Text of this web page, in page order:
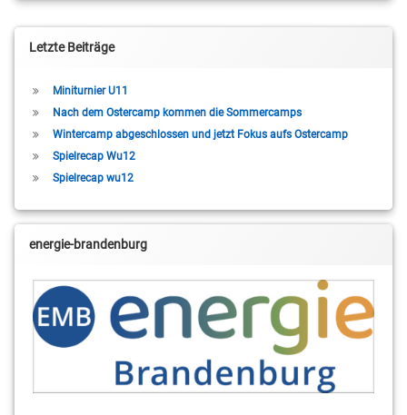
Letzte Beiträge
Miniturnier U11
Nach dem Ostercamp kommen die Sommercamps
Wintercamp abgeschlossen und jetzt Fokus aufs Ostercamp
Spielrecap Wu12
Spielrecap wu12
energie-brandenburg